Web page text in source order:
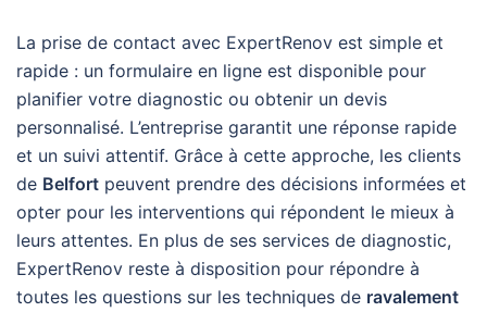
La prise de contact avec ExpertRenov est simple et
rapide : un formulaire en ligne est disponible pour
planifier votre diagnostic ou obtenir un devis
personnalisé. L’entreprise garantit une réponse rapide
et un suivi attentif. Grâce à cette approche, les clients
de Belfort peuvent prendre des décisions informées et
opter pour les interventions qui répondent le mieux à
leurs attentes. En plus de ses services de diagnostic,
ExpertRenov reste à disposition pour répondre à
toutes les questions sur les techniques de ravalement